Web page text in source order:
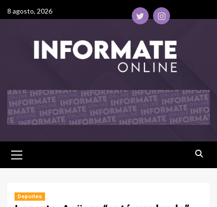
8 agosto, 2026
Deportes